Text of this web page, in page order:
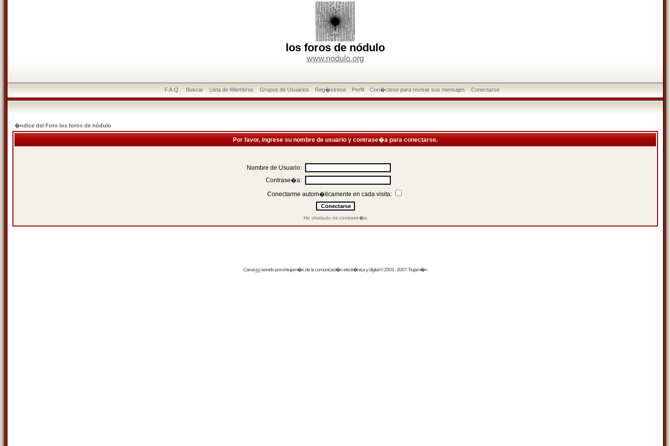
los foros de nódulo
www.nodulo.org
F.A.Q. Buscar Lista de Miembros Grupos de Usuarios Reg�strese Perfil Con�ctese para revisar sus mensajes Conectarse
�ndice del Foro los foros de nódulo
Por favor, ingrese su nombre de usuario y contrase�a para conectarse.
Nombre de Usuario:
Contrase�a:
Conectarme autom�ticamente en cada visita:
He olvidado mi contrase�a
Canalrssservido por eltrujam�nde la comunicaci�n electr�nica y digital © 2003 - 2007 Trujam�n